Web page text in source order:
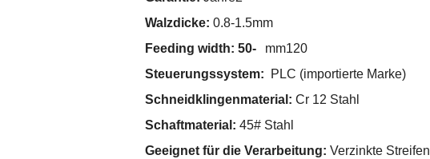
Walzdicke: 0.8-1.5mm
Feeding width: 50-
mm120
Steuerungssystem:
PLC (importierte Marke)
Schneidklingenmaterial: Cr 12 Stahl
Schaftmaterial: 45# Stahl
Geeignet für die Verarbeitung: Verzinkte Streifen